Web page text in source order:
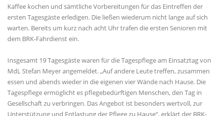
Kaffee kochen und sämtliche Vorbereitungen für das Eintreffen der
ersten Tagesgäste erledigen. Die ließen wiederum nicht lange auf sich
warten. Bereits um kurz nach acht Uhr trafen die ersten Senioren mit
dem BRK-Fahrdienst ein.
Insgesamt 19 Tagesgäste waren für die Tagespflege am Einsatztag von
MdL Stefan Meyer angemeldet. „Auf andere Leute treffen, zusammen
essen und abends wieder in die eigenen vier Wände nach Hause. Die
Tagespflege ermöglicht es pflegebedürftigen Menschen, den Tag in
Gesellschaft zu verbringen. Das Angebot ist besonders wertvoll, zur
Unterstützung und Entlastung der Pflege zu Hause“, erklärt der BRK-